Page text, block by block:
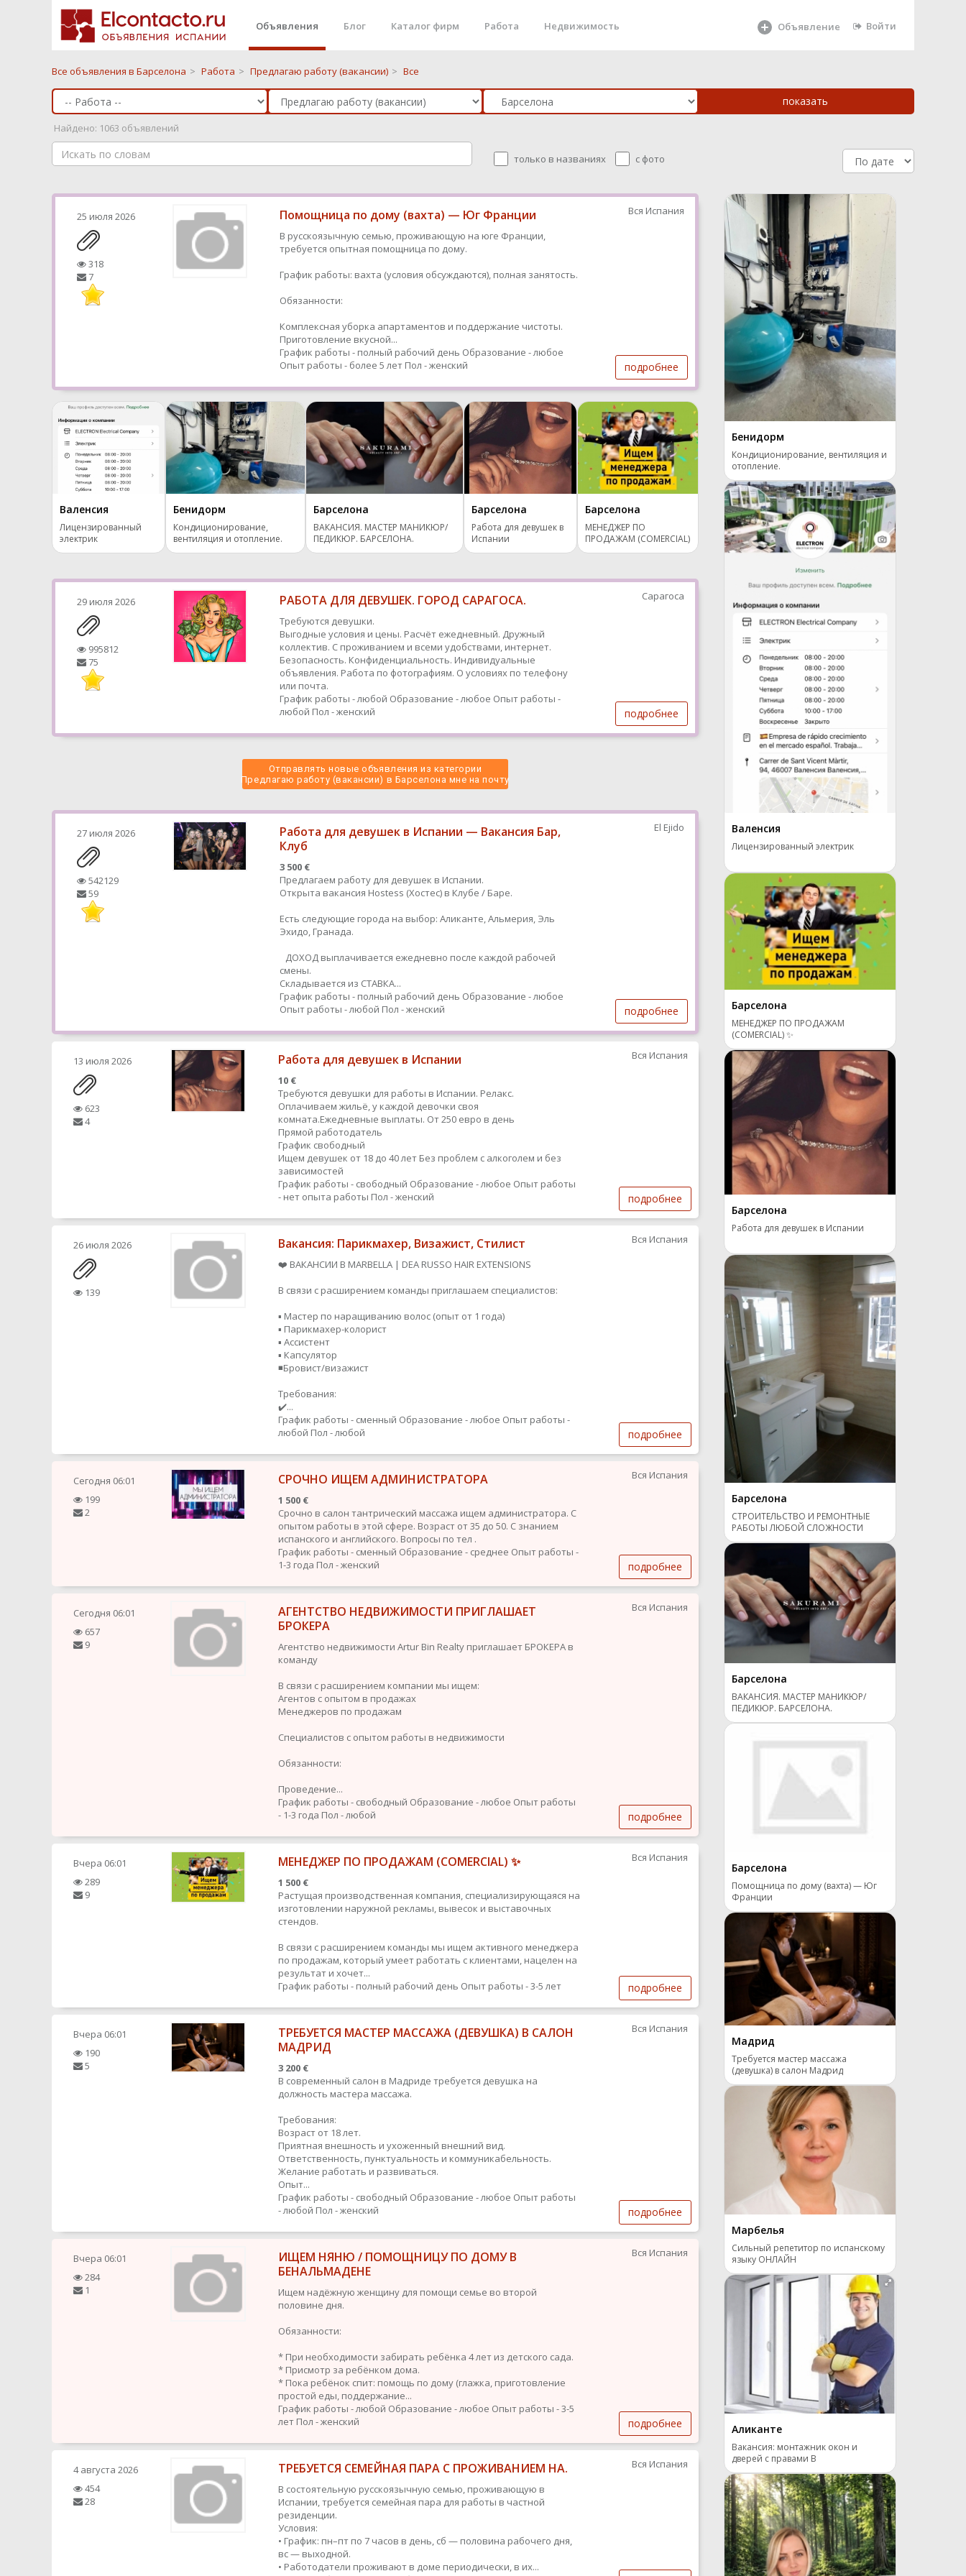
Объявления Блог Каталог фирм Работа Недвижимость Объявление Войти
Все объявления в Барселона > Работа > Предлагаю работу (вакансии) > Все
Найдено: 1063 объявлений
только в названиях с фото
25 июля 2026
318
7
Помощница по дому (вахта) — Юг Франции
В русскоязычную семью, проживающую на юге Франции,
требуется опытная помощница по дому.
График работы: вахта (условия обсуждаются), полная занятость.
Обязанности:
Комплексная уборка апартаментов и поддержание чистоты.
Приготовление вкусной...
График работы - полный рабочий день Образование - любое
Опыт работы - более 5 лет Пол - женский
Вся Испания
подробнее
Валенсия
Лицензированный
электрик
Бенидорм
Кондиционирование,
вентиляция и отопление.
Барселона
ВАКАНСИЯ. МАСТЕР МАНИКЮР/
ПЕДИКЮР. БАРСЕЛОНА.
Барселона
Работа для девушек в
Испании
Барселона
МЕНЕДЖЕР ПО
ПРОДАЖАМ (COMERCIAL)
✨
29 июля 2026
995812
75
РАБОТА ДЛЯ ДЕВУШЕК. ГОРОД САРАГОСА.
Требуются девушки.
Выгодные условия и цены. Расчёт ежедневный. Дружный
коллектив. С проживанием и всеми удобствами, интернет.
Безопасность. Конфиденциальность. Индивидуальные
объявления. Работа по фотографиям. О условиях по телефону
или почта.
График работы - любой Образование - любое Опыт работы -
любой Пол - женский
Сарагоса
подробнее
Отправлять новые объявления из категории
Предлагаю работу (вакансии) в Барселона мне на почту
27 июля 2026
542129
59
Работа для девушек в Испании — Вакансия Бар,
Клуб
3 500 €
Предлагаем работу для девушек в Испании.
Открыта вакансия Hostess (Хостес) в Клубе / Баре.
Есть следующие города на выбор: Аликанте, Альмерия, Эль
Эхидо, Гранада.
ДОХОД выплачивается ежедневно после каждой рабочей
смены.
Складывается из СТАВКА...
График работы - полный рабочий день Образование - любое
Опыт работы - любой Пол - женский
El Ejido
подробнее
13 июля 2026
623
4
Работа для девушек в Испании
10 €
Требуются девушки для работы в Испании. Релакс.
Оплачиваем жильё, у каждой девочки своя
комната.Ежедневные выплаты. От 250 евро в день
Прямой работодатель
График свободный
Ищем девушек от 18 до 40 лет Без проблем с алкоголем и без
зависимостей
График работы - свободный Образование - любое Опыт работы
- нет опыта работы Пол - женский
Вся Испания
подробнее
26 июля 2026
139
Вакансия: Парикмахер, Визажист, Стилист
❤️ ВАКАНСИИ В MARBELLA | DEA RUSSO HAIR EXTENSIONS
В связи с расширением команды приглашаем специалистов:
▪️ Мастер по наращиванию волос (опыт от 1 года)
▪️ Парикмахер-колорист
▪️ Ассистент
▪️ Капсулятор
◾️Бровист/визажист
Требования:
✔️...
График работы - сменный Образование - любое Опыт работы -
любой Пол - любой
Вся Испания
подробнее
Сегодня 06:01
199
2
СРОЧНО ИЩЕМ АДМИНИСТРАТОРА
1 500 €
Срочно в салон тантрический массажа ищем администратора. С
опытом работы в этой сфере. Возраст от 35 до 50. С знанием
испанского и английского. Вопросы по тел .
График работы - сменный Образование - среднее Опыт работы -
1-3 года Пол - женский
Вся Испания
подробнее
Сегодня 06:01
657
9
АГЕНТСТВО НЕДВИЖИМОСТИ ПРИГЛАШАЕТ
БРОКЕРА
Агентство недвижимости Artur Bin Realty приглашает БРОКЕРА в
команду
В связи с расширением компании мы ищем:
Агентов с опытом в продажах
Менеджеров по продажам
Специалистов с опытом работы в недвижимости
Обязанности:
Проведение...
График работы - свободный Образование - любое Опыт работы
- 1-3 года Пол - любой
Вся Испания
подробнее
Вчера 06:01
289
9
МЕНЕДЖЕР ПО ПРОДАЖАМ (COMERCIAL) ✨
1 500 €
Растущая производственная компания, специализирующаяся на
изготовлении наружной рекламы, вывесок и выставочных
стендов.
В связи с расширением команды мы ищем активного менеджера
по продажам, который умеет работать с клиентами, нацелен на
результат и хочет...
График работы - полный рабочий день Опыт работы - 3-5 лет
Вся Испания
подробнее
Вчера 06:01
190
5
ТРЕБУЕТСЯ МАСТЕР МАССАЖА (ДЕВУШКА) В САЛОН
МАДРИД
3 200 €
В современный салон в Мадриде требуется девушка на
должность мастера массажа.
Требования:
Возраст от 18 лет.
Приятная внешность и ухоженный внешний вид.
Ответственность, пунктуальность и коммуникабельность.
Желание работать и развиваться.
Опыт...
График работы - свободный Образование - любое Опыт работы
- любой Пол - женский
Вся Испания
подробнее
Вчера 06:01
284
1
ИЩЕМ НЯНЮ / ПОМОЩНИЦУ ПО ДОМУ В
БЕНАЛЬМАДЕНЕ
Ищем надёжную женщину для помощи семье во второй
половине дня.
Обязанности:
* При необходимости забирать ребёнка 4 лет из детского сада.
* Присмотр за ребёнком дома.
* Пока ребёнок спит: помощь по дому (глажка, приготовление
простой еды, поддержание...
График работы - любой Образование - любое Опыт работы - 3-5
лет Пол - женский
Вся Испания
подробнее
4 августа 2026
454
28
ТРЕБУЕТСЯ СЕМЕЙНАЯ ПАРА С ПРОЖИВАНИЕМ НА.
В состоятельную русскоязычную семью, проживающую в
Испании, требуется семейная пара для работы в частной
резиденции.
Условия:
• График: пн–пт по 7 часов в день, сб — половина рабочего дня,
вс — выходной.
• Работодатели проживают в доме периодически, в их...
Вся Испания
Бенидорм
Кондиционирование, вентиляция и
отопление.
Валенсия
Лицензированный электрик
Барселона
МЕНЕДЖЕР ПО ПРОДАЖАМ
(COMERCIAL) ✨
Барселона
Работа для девушек в Испании
Барселона
СТРОИТЕЛЬСТВО И РЕМОНТНЫЕ
РАБОТЫ ЛЮБОЙ СЛОЖНОСТИ
Барселона
ВАКАНСИЯ. МАСТЕР МАНИКЮР/
ПЕДИКЮР. БАРСЕЛОНА.
Барселона
Помощница по дому (вахта) — Юг
Франции
Мадрид
Требуется мастер массажа
(девушка) в салон Мадрид
Марбелья
Сильный репетитор по испанскому
языку ОНЛАЙН
Аликанте
Вакансия: монтажник окон и
дверей с правами B